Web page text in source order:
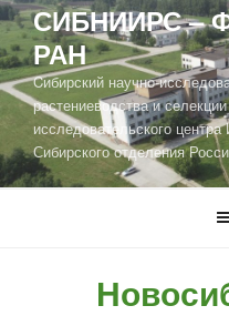
СИБНИИРС –
РАН
Cибирский научно-
растениеводства и
исследовательского центра
Сибирского отделения